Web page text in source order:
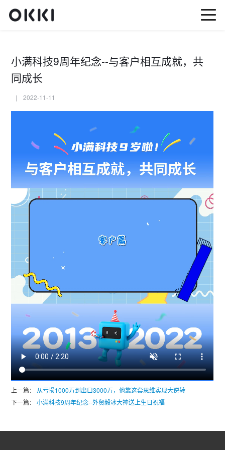
小满科技9周年纪念--与客户相互成就，共
同成长
| 2022-11-11
上一篇： 从亏损1000万到出口3000万，他靠这套思维实现大逆转
下一篇：
小满科技9周年纪念--外贸毅冰大神送上生日祝福